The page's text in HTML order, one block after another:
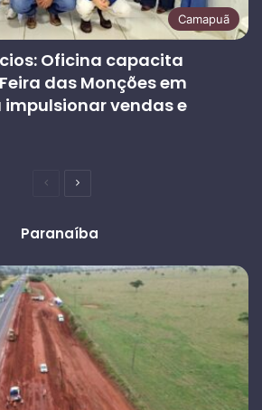
Camapuã
Oficina capacita
das Monções em
vendas e
PáginaPróxima
Paranaíba